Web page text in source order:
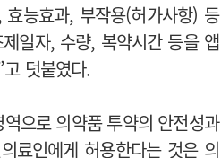
능효과, 부작용(허가사항) 등
일자, 수량, 복약시간 등을 앱
덧붙였다.
으로 의약품 투약의 안전성과
료인에게 허용한다는 것은 의